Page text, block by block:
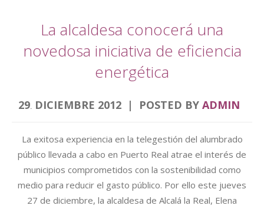
La alcaldesa conocerá una
novedosa iniciativa de eficiencia
energética
29. DICIEMBRE 2012 POSTED BY ADMIN
La exitosa experiencia en la telegestión del alumbrado
público llevada a cabo en Puerto Real atrae el interés de
municipios comprometidos con la sostenibilidad como
medio para reducir el gasto público. Por ello este jueves
27 de diciembre, la alcaldesa de Alcalá la Real, Elena